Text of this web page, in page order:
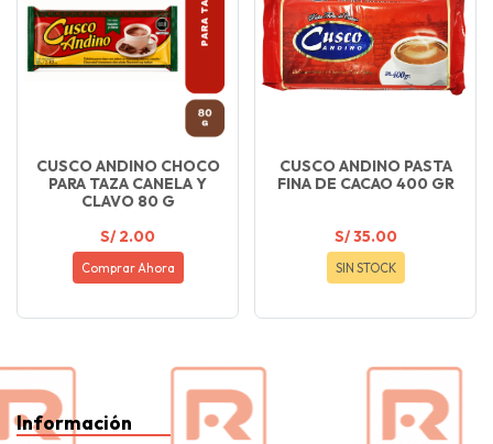
CUSCO ANDINO CHOCO
PARA TAZA CANELA Y
CLAVO 80 G
S/ 2.00
Comprar Ahora
CUSCO ANDINO PASTA
FINA DE CACAO 400 GR
S/ 35.00
SIN STOCK
Información